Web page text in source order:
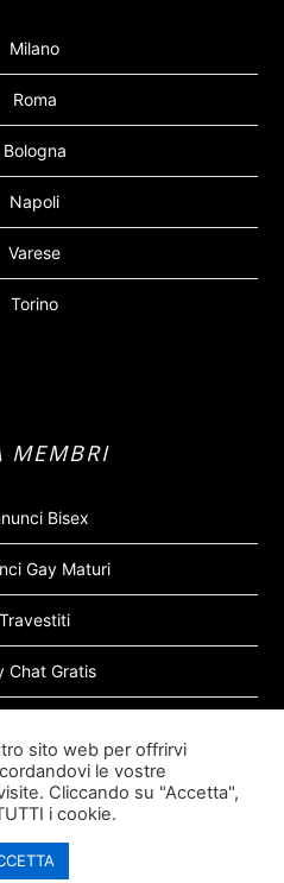
Milano
Roma
Bologna
Napoli
Varese
Torino
MEMBRI
Bisex
Gay Maturi
Travestiti
Chat Gratis
Daddy Gay
sito web per offrirvi
le vostre
Cliccando su "Accetta",
i cookie.